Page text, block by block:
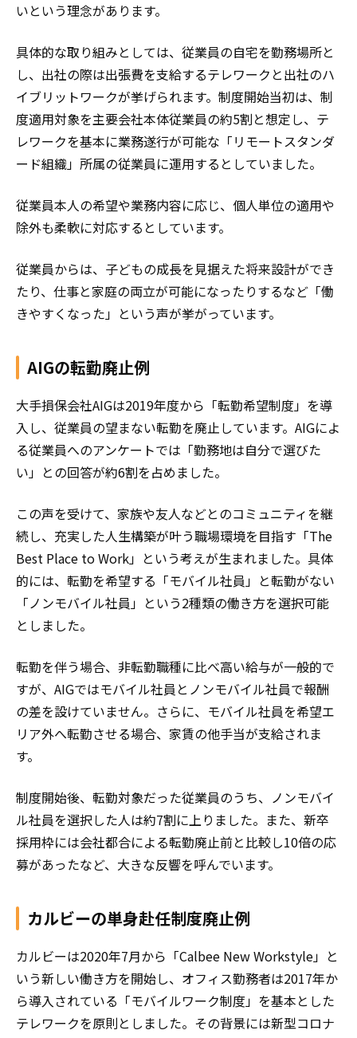
いという理念があります。
具体的な取り組みとしては、従業員の自宅を勤務場所と
し、出社の際は出張費を支給するテレワークと出社のハ
イブリットワークが挙げられます。制度開始当初は、制
度適用対象を主要会社本体従業員の約5割と想定し、テ
レワークを基本に業務遂行が可能な「リモートスタンダ
ード組織」所属の従業員に運用するとしていました。
従業員本人の希望や業務内容に応じ、個人単位の適用や
除外も柔軟に対応するとしています。
従業員からは、子どもの成長を見据えた将来設計ができ
たり、仕事と家庭の両立が可能になったりするなど「働
きやすくなった」という声が挙がっています。
AIGの転勤廃止例
大手損保会社AIGは2019年度から「転勤希望制度」を導
入し、従業員の望まない転勤を廃止しています。AIGによ
る従業員へのアンケートでは「勤務地は自分で選びた
い」との回答が約6割を占めました。
この声を受けて、家族や友人などとのコミュニティを継
続し、充実した人生構築が叶う職場環境を目指す「The
Best Place to Work」という考えが生まれました。具体
的には、転勤を希望する「モバイル社員」と転勤がない
「ノンモバイル社員」という2種類の働き方を選択可能
としました。
転勤を伴う場合、非転勤職種に比べ高い給与が一般的で
すが、AIGではモバイル社員とノンモバイル社員で報酬
の差を設けていません。さらに、モバイル社員を希望エ
リア外へ転勤させる場合、家賃の他手当が支給されま
す。
制度開始後、転勤対象だった従業員のうち、ノンモバイ
ル社員を選択した人は約7割に上りました。また、新卒
採用枠には会社都合による転勤廃止前と比較し10倍の応
募があったなど、大きな反響を呼んでいます。
カルビーの単身赴任制度廃止例
カルビーは2020年7月から「Calbee New Workstyle」と
いう新しい働き方を開始し、オフィス勤務者は2017年か
ら導入されている「モバイルワーク制度」を基本とした
テレワークを原則としました。その背景には新型コロナ